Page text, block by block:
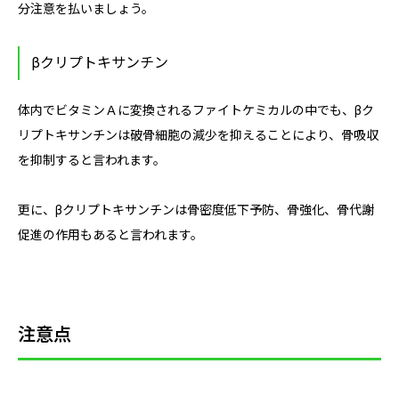
分注意を払いましょう。
βクリプトキサンチン
体内でビタミンＡに変換されるファイトケミカルの中でも、βク
リプトキサンチンは破骨細胞の減少を抑えることにより、骨吸収
を抑制すると言われます。
更に、βクリプトキサンチンは骨密度低下予防、骨強化、骨代謝
促進の作用もあると言われます。
注意点